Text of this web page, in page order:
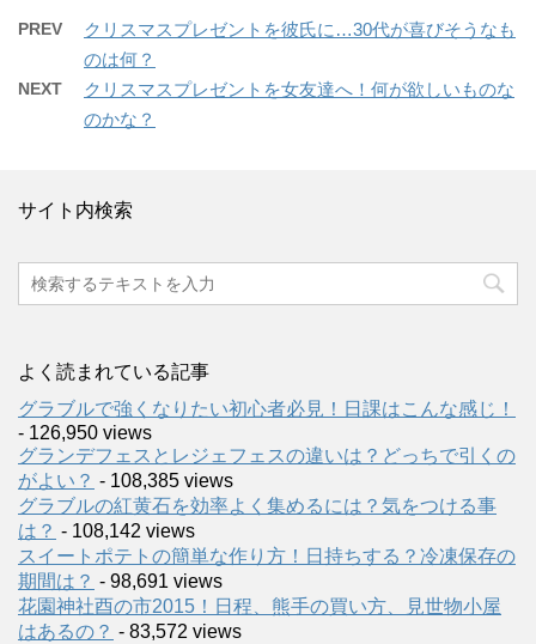
PREV
クリスマスプレゼントを彼氏に…30代が喜びそうなも
のは何？
NEXT
クリスマスプレゼントを女友達へ！何が欲しいものな
のかな？
サイト内検索
よく読まれている記事
グラブルで強くなりたい初心者必見！日課はこんな感じ！
- 126,950 views
グランデフェスとレジェフェスの違いは？どっちで引くの
がよい？ - 108,385 views
グラブルの紅黄石を効率よく集めるには？気をつける事
は？ - 108,142 views
スイートポテトの簡単な作り方！日持ちする？冷凍保存の
期間は？ - 98,691 views
花園神社酉の市2015！日程、熊手の買い方、見世物小屋
はあるの？ - 83,572 views